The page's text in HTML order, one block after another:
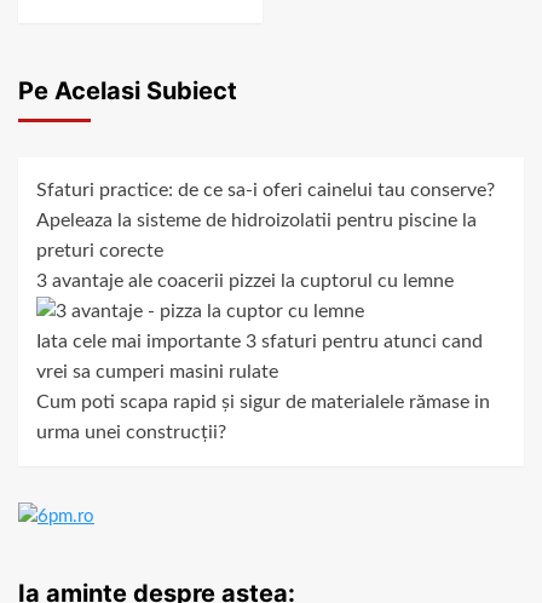
Pe Acelasi Subiect
Sfaturi practice: de ce sa-i oferi cainelui tau conserve?
Apeleaza la sisteme de hidroizolatii pentru piscine la
preturi corecte
3 avantaje ale coacerii pizzei la cuptorul cu lemne
Iata cele mai importante 3 sfaturi pentru atunci cand
vrei sa cumperi masini rulate
Cum poti scapa rapid și sigur de materialele rămase in
urma unei construcții?
Ia aminte despre astea: